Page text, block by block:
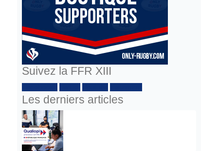
Suivez la FFR XIII
Les derniers articles